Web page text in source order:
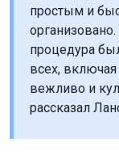
простым и
процедура
всех,
вежливо и
рассказал